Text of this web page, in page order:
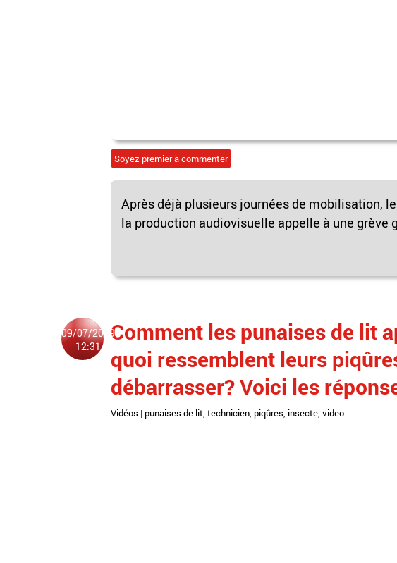
Soyez premier à commenter
Après déjà plusieurs journées de mobilisation,
la production audiovisuelle appelle à une grève
09/07/2019
12:31
Comment les punaises de lit
quoi ressemblent leurs
débarrasser? Voici les
Vidéos | punaises de lit technicien piqûres insecte video